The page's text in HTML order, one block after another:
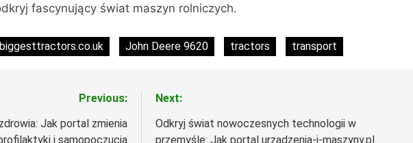
fascynujący świat maszyn rolniczych.
biggesttractors.co.uk John Deere 9620 tractors transport
Previous:
Jak portal zmienia
i samopoczucia
Next:
Odkryj świat nowoczesnych technologii w
przemyśle: Jak portal urzadzenia-i-maszyny.pl